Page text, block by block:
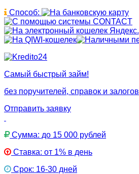
Способ:
Самый быстрый займ!
без поручителей, справок и залогов
Отправить заявку
Сумма: до 15 000 рублей
Ставка: от 1% в день
Срок: 16-30 дней